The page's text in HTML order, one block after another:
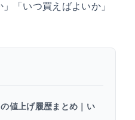
「いつ買えばよいか」
値上げ履歴まとめ｜い